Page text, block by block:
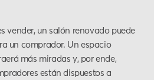
vender, un salón renovado puede
un comprador. Un espacio
más miradas y, por ende,
están dispuestos a